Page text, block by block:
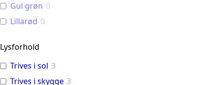
Gul grøn 0
Lillarød 0
Lysforhold
Trives i sol 3
Trives i skygge 3